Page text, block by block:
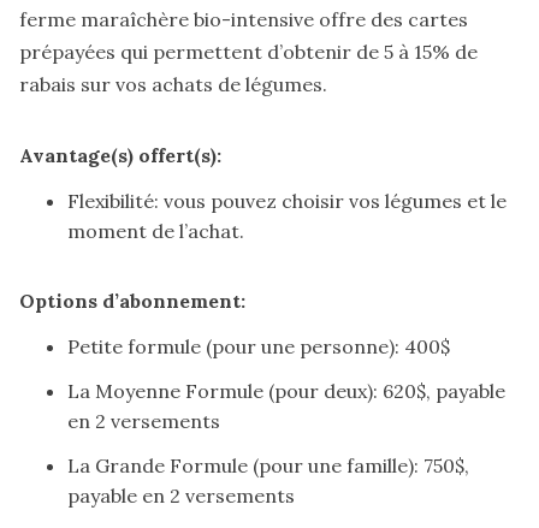
ferme maraîchère bio-intensive offre des cartes
prépayées qui permettent d’obtenir de 5 à 15% de
rabais sur vos achats de légumes.
Avantage(s) offert(s):
Flexibilité: vous pouvez choisir vos légumes et le
moment de l’achat.
Options d’abonnement:
Petite formule (pour une personne): 400$
La Moyenne Formule (pour deux): 620$, payable
en 2 versements
La Grande Formule (pour une famille): 750$,
payable en 2 versements